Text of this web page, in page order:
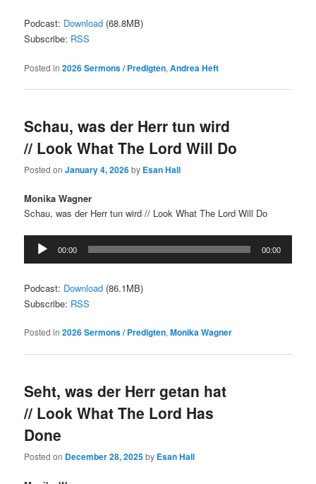
Podcast: Download (68.8MB)
Subscribe: RSS
Posted in 2026 Sermons / Predigten,Andrea Heft
Schau, was der Herr tun wird
// Look What The Lord Will Do
Posted onJanuary 4, 2026by Esan Hall
Monika Wagner
Schau, was der Herr tun wird // Look What The Lord Will Do
Audio
Player
00:00 00:00
Podcast: Download (86.1MB)
Subscribe: RSS
Posted in 2026 Sermons / Predigten,Monika Wagner
Seht, was der Herr getan hat
// Look What The Lord Has
Done
Posted on December 28, 2025by Esan Hall